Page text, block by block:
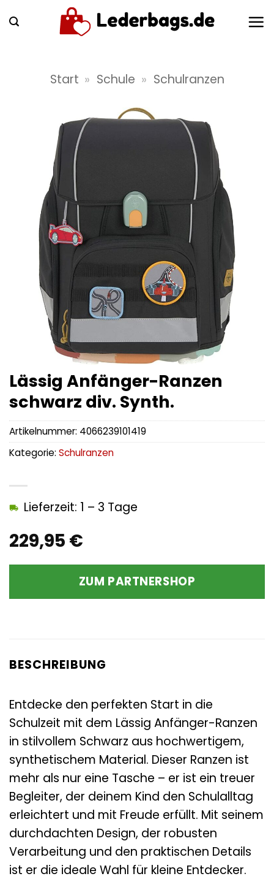
Inhalt
Start » Schule » Schulranzen
Lässig Anfänger-Ranzen
schwarz div. Synth.
229,95 €
Lieferzeit: 1 – 3 Tage
ZUM PARTNERSHOP
Artikelnummer: 4066239101419
Kategorie: Schulranzen
BESCHREIBUNG
Entdecke den perfekten Start in die
Schulzeit mit dem Lässig Anfänger-Ranzen
in stilvollem Schwarz aus hochwertigem,
synthetischem Material. Dieser Ranzen ist
mehr als nur eine Tasche – er ist ein treuer
Begleiter, der deinem Kind den Schulalltag
erleichtert und mit Freude erfüllt. Mit seinem
durchdachten Design, der robusten
Verarbeitung und den praktischen Details
ist er die ideale Wahl für kleine Entdecker.